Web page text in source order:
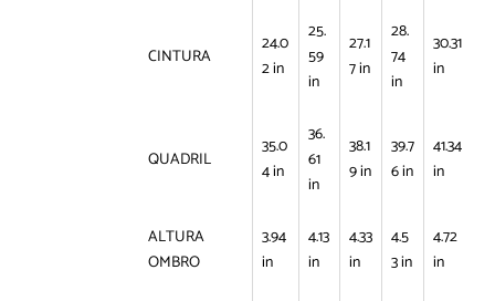
CINTURA
24.0
2 in
25.
59
in
27.1
7 in
28.
74
in
30.31
in
QUADRIL
35.0
4 in
36.
61
in
38.1
9 in
39.7
6 in
41.34
in
ALTURA
OMBRO
3.94
in
4.13
in
4.33
in
4.5
3 in
4.72
in